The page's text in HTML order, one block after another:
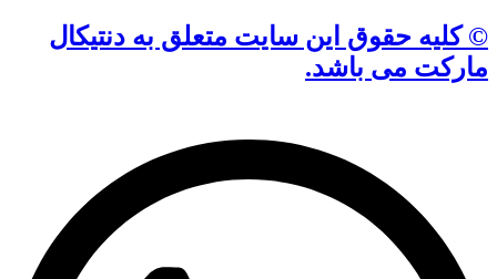
© کلیه حقوق این سایت متعلق به دنتیکال
مارکت می باشد.